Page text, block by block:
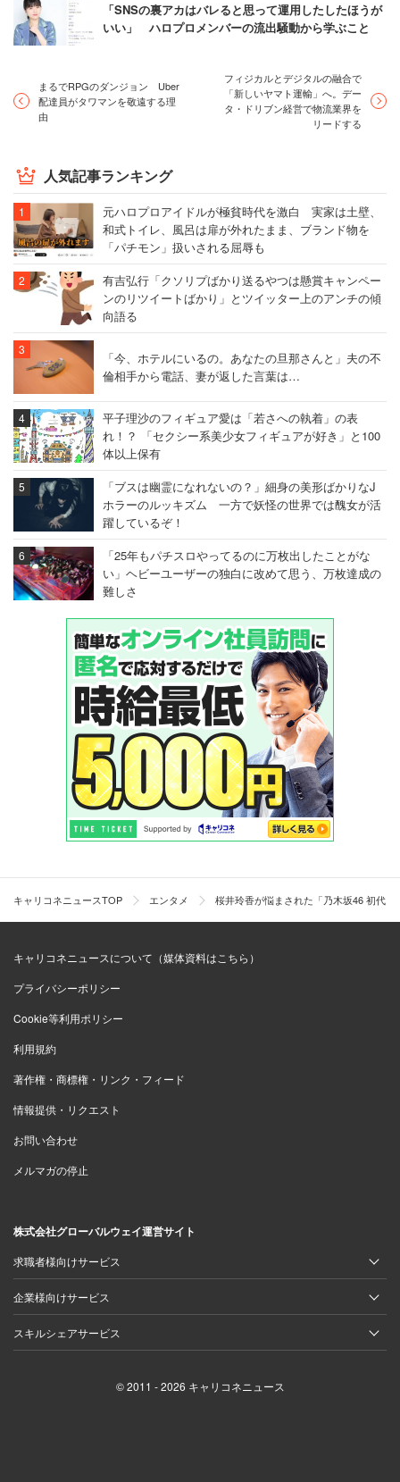
「SNSの裏アカはバレると思って運用したしたほうが
いい」 ハロプロメンバーの流出騒動から学ぶこと
まるでRPGのダンジョン Uber
配達員がタワマンを敬遠する理
由
フィジカルとデジタルの融合で
「新しいヤマト運輸」へ。デー
タ・ドリブン経営で物流業界を
リードする
人気記事ランキング
元ハロプロアイドルが極貧時代を激白 実家は土壁、
和式トイレ、風呂は扉が外れたまま、ブランド物を
「パチモン」扱いされる屈辱も
有吉弘行「クソリプばかり送るやつは懸賞キャンペー
ンのリツイートばかり」とツイッター上のアンチの傾
向語る
「今、ホテルにいるの。あなたの旦那さんと」夫の不
倫相手から電話、妻が返した言葉は…
平子理沙のフィギュア愛は「若さへの執着」の表
れ！？ 「セクシー系美少女フィギュアが好き」と100
体以上保有
「ブスは幽霊になれないの？」細身の美形ばかりなJ
ホラーのルッキズム 一方で妖怪の世界では醜女が活
躍しているぞ！
「25年もパチスロやってるのに万枚出したことがな
い」ヘビーユーザーの独白に改めて思う、万枚達成の
難しさ
キャリコネニュースTOP エンタメ 桜井玲香が悩まされた「乃木坂46 初代
キャリコネニュースについて（媒体資料はこちら）
プライバシーポリシー
Cookie等利用ポリシー
利用規約
著作権・商標権・リンク・フィード
情報提供・リクエスト
お問い合わせ
メルマガの停止
株式会社グローバルウェイ運営サイト
求職者様向けサービス
企業様向けサービス
スキルシェアサービス
© 2011 - 2026 キャリコネニュース